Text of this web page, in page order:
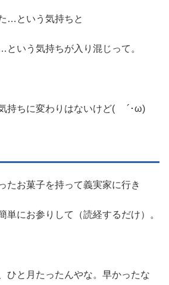
…という気持ちと
いう気持ちが入り混じって。
持ちに変わりはないけど( ´･ω)
たお菓子を持って義実家に行き
単にお参りして（読経するだけ）。
ひと月たったんやな。早かったな